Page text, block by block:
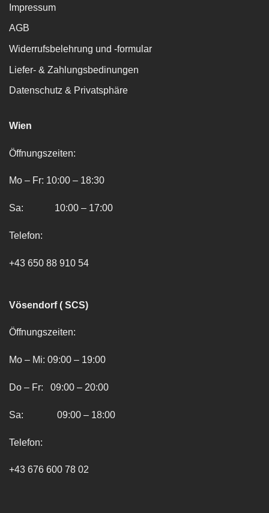
Impressum
AGB
Widerrufsbelehrung und -formular
Liefer- & Zahlungsbedinungen
Datenschutz & Privatsphäre
Wien
Öffnungszeiten:
Mo – Fr: 10:00 – 18:30
Sa: 10:00 – 17:00
Telefon:
+43 650 88 910 54
Vösendorf ( SCS)
Öffnungszeiten:
Mo – Mi: 09:00 – 19:00
Do – Fr: 09:00 – 20:00
Sa: 09:00 – 18:00
Telefon:
+43 676 600 78 02